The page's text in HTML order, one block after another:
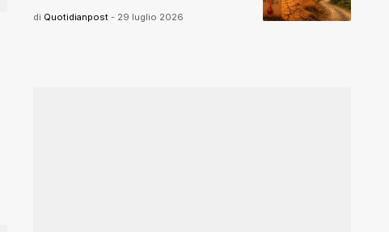
di Quotidianpost - 29 luglio 2026